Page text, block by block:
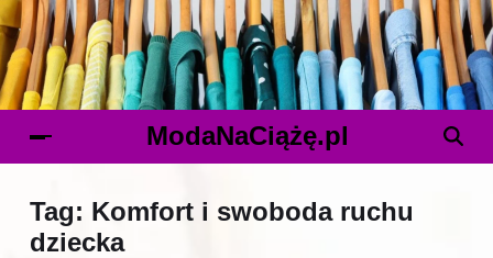
ModaNaCiążę.pl
Tag: Komfort i swoboda ruchu
dziecka